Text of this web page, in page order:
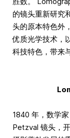
的镜头重新研究
头的原本特色外
优质光学技术，
科技特色，带来
1840 年，数学
Petzval 镜头，